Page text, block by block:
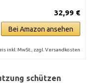
32,99 €
Bei Amazon ansehen
inkl. MwSt., zzgl. Versandkosten
schützen